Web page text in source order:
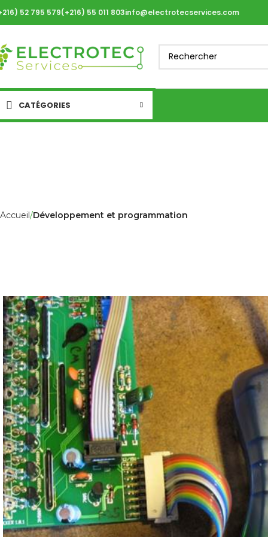
52 795 579(+216) 55 011 803info@electrotecservices.com
CATÉGORIES
Accueil Développement et programmation